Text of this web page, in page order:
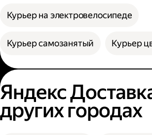
Курьер на электровелосипеде
Курьер самозанятый Курьер
Яндекс
других городах